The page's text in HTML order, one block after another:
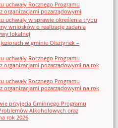
uchwały Rocznego Programu
organizacjami pozarządowymi
uchwały w sprawie określenia trybu
wniosków o realizację zadania
lokalnej
w gminie Olsztynek –
uchwały Rocznego Programu
organizacjami pozarządowymi na rok
uchwały Rocznego Programu
organizacjami pozarządowymi na rok
przyjęcia Gminnego Programu
Alkoholowych oraz
rok 2026